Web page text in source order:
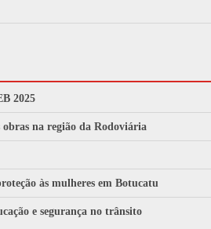
2025
na região da Rodoviária
às mulheres em Botucatu
e segurança no trânsito